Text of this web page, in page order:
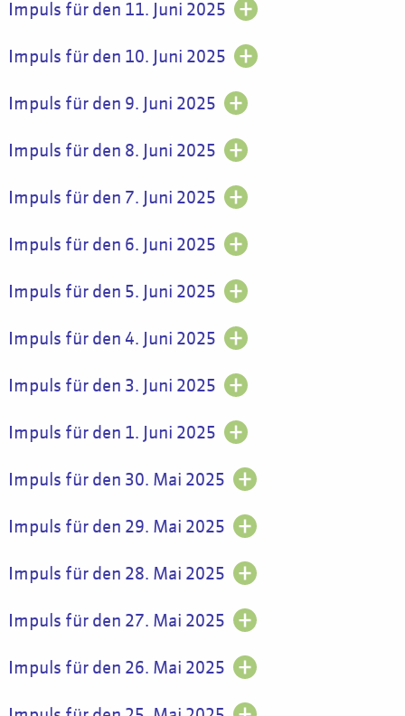
Impuls für den 11. Juni 2025
Impuls für den 10. Juni 2025
Impuls für den 9. Juni 2025
Impuls für den 8. Juni 2025
Impuls für den 7. Juni 2025
Impuls für den 6. Juni 2025
Impuls für den 5. Juni 2025
Impuls für den 4. Juni 2025
Impuls für den 3. Juni 2025
Impuls für den 1. Juni 2025
Impuls für den 30. Mai 2025
Impuls für den 29. Mai 2025
Impuls für den 28. Mai 2025
Impuls für den 27. Mai 2025
Impuls für den 26. Mai 2025